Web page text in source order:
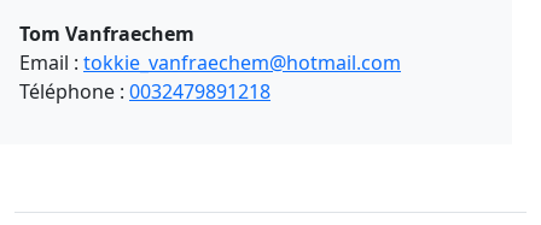
Tom Vanfraechem
Email : tokkie_vanfraechem@hotmail.com
Téléphone : 0032479891218